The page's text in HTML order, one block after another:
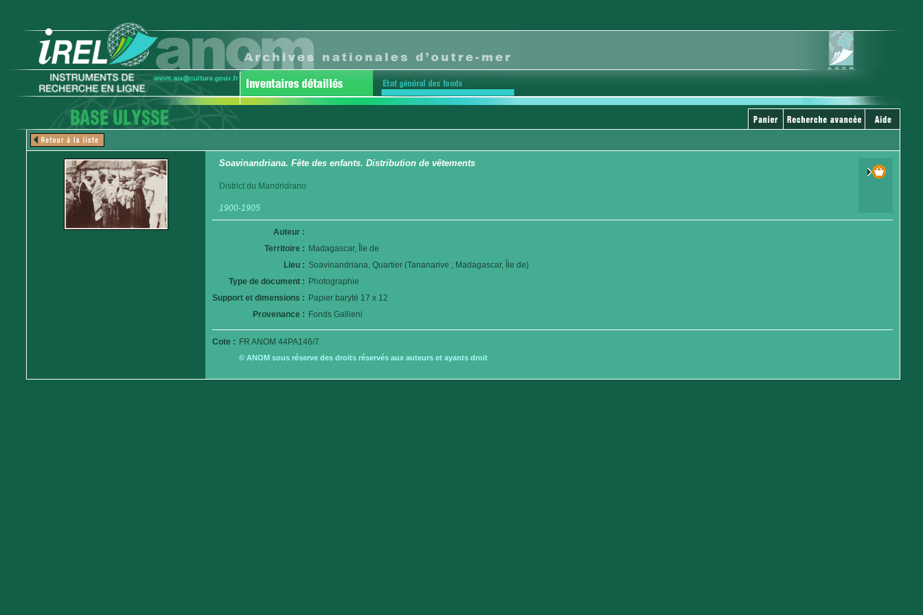
Soavinandriana. Fête des enfants. Distribution de vêtements
District du Mandridrano
1900-1905
Auteur :
Territoire : Madagascar, Île de
Lieu : Soavinandriana, Quartier (Tananarive ; Madagascar, Île de)
Type de document : Photographie
Support et dimensions : Papier baryté 17 x 12
Provenance : Fonds Gallieni
Cote : FR ANOM 44PA146/7
© ANOM sous réserve des droits réservés aux auteurs et ayants droit